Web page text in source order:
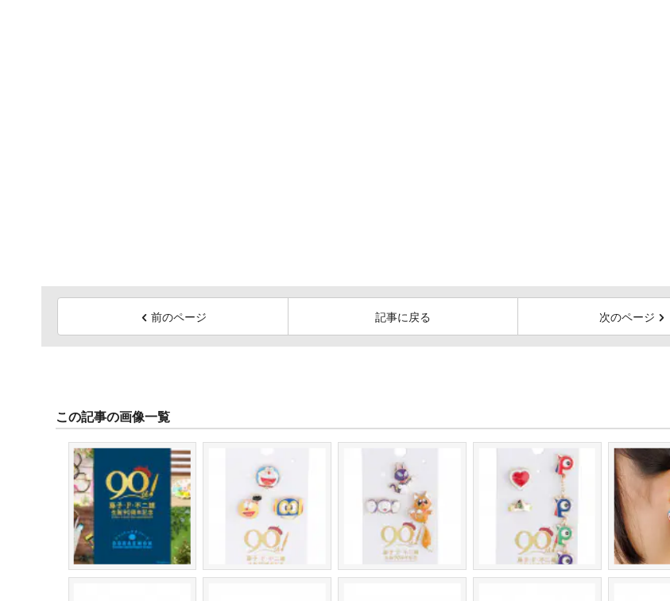
前のページ 記事に戻る 次のページ
この記事の画像一覧